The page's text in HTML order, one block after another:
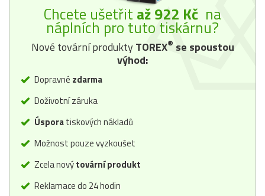
Chcete ušetřit až 922 Kč na
náplních pro tuto tiskárnu?
Nové tovární produktyTOREX® se spoustou
výhod:
Dopravné zdarma
Doživotní záruka
Úsporatiskových nákladů
Možnost pouze vyzkoušet
Zcela novýtovární produkt
Reklamace do 24 hodin